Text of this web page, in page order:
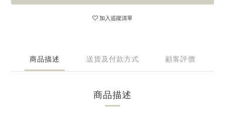
加入追蹤清單
商品描述 送貨及付款方式 顧客評價
商品描述